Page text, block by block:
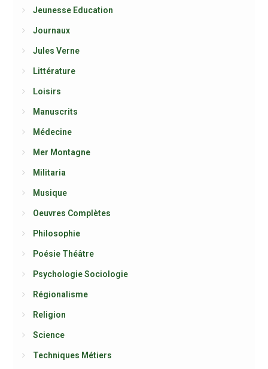
Jeunesse Education
Journaux
Jules Verne
Littérature
Loisirs
Manuscrits
Médecine
Mer Montagne
Militaria
Musique
Oeuvres Complètes
Philosophie
Poésie Théâtre
Psychologie Sociologie
Régionalisme
Religion
Science
Techniques Métiers